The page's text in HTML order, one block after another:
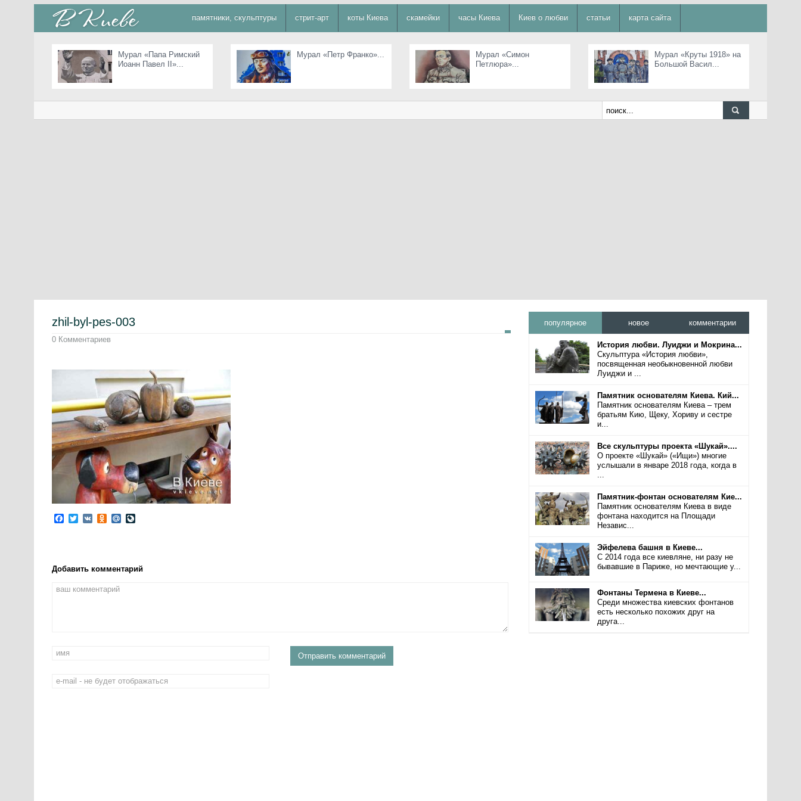
памятники, скульптуры стрит-арт коты Киева скамейки часы Киева Киев о любви статьи карта сайта
Мурал «Папа Римский
Иоанн Павел II»...
Мурал «Петр Франко»...
Мурал «Симон
Петлюра»...
Мурал «Круты 1918» на
Большой Васил...
zhil-byl-pes-003
0 Комментариев
Facebook
Twitter
VK Odnoklassniki
Mail.Ru
Добавить комментарий
популярное новое комментарии
История любви. Луиджи и Мокрина...
Скульптура «История любви»,
посвященная необыкновенной любви
Луиджи и ...
Памятник основателям Киева. Кий...
Памятник основателям Киева – трем
братьям Кию, Щеку, Хориву и сестре
и...
Все скульптуры проекта «Шукай»....
О проекте «Шукай» («Ищи») многие
услышали в январе 2018 года, когда в
...
Памятник-фонтан основателям Кие...
Памятник основателям Киева в виде
фонтана находится на Площади
Независ...
Эйфелева башня в Киеве...
С 2014 года все киевляне, ни разу не
бывавшие в Париже, но мечтающие у...
Фонтаны Термена в Киеве...
Среди множества киевских фонтанов
есть несколько похожих друг на
друга...